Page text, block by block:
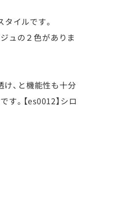
イルです。
ュの２色がありま
け、と機能性も十分
。【es0012】シロ